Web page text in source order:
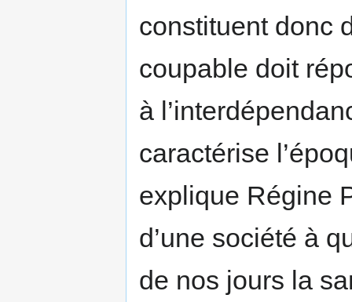
constituent donc
coupable doit
à
caractérise
explique Régine
d’une société à
de nos jours la